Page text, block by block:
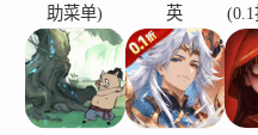
助菜单)
英